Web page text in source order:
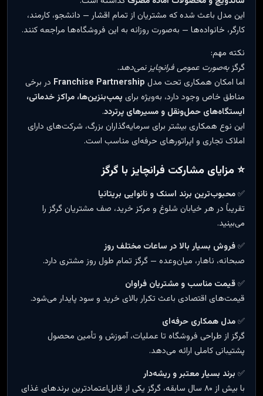
این مدل باعث شده که مشتریان از تمام اقشار — دانشجو، کارمند،
کارگر، خانواده‌ها — به‌صورت روزانه به این فروشگاه‌ها مراجعه کنند.
نکته مهم:
گرگزبه‌صورت عمومی فرانچایز نمی‌دهد.
اما امکان همکاری تحت مدل Franchise Partnership در برخی
مناطق خاص وجود دارد، به‌ویژه برای پمپ‌بنزین‌ها، مراکز خدماتی،
ایستگاه‌های حمل‌ونقل و مسیرهای پرتردد.
این نوع همکاری بیشتر برای سرمایه‌گذاران بزرگ، شرکت‌های دارای
املاک تجاری و اپراتورهای حرفه‌ای مناسب است.
⭐ مزایای مشارکت فرانچایز با گرگز
✅محبوب‌ترین برند اسنک و نانوایی بریتانیا
تقریباً در هر خیابان شلوغ و مرکز خرید، صف مشتریان گرگز را
می‌بینید.
✅فروش بسیار بالا در ساعات مختلف روز
صبحانه، ناهار، میان‌وعده — گرگز تمام طول روز مشتری دارد.
✅قیمت مناسب و مشتریان فراوان
قیمت‌های اقتصادی باعث تکرار بالای خرید و سود پایدار می‌شود.
✅مدل همکاری حرفه‌ای
گرگز از طراحی فروشگاه تا عملیات، آموزش و تأمین محصول
پشتیبانی کاملی ارائه می‌دهد.
✅ برند بسیار معتبر و ریشه‌دار
با بیش از ۸۰ سال سابقه، گرگز یکی از قابل‌اعتمادترین برندهای غذای